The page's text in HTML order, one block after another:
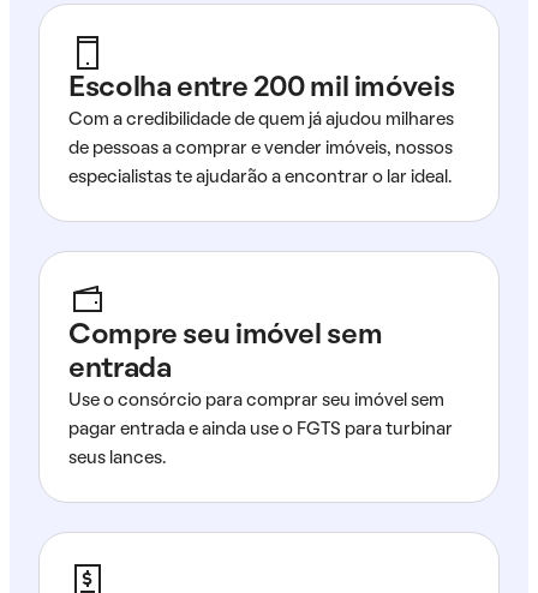
Escolha entre 200 mil imóveis
Com a credibilidade de quem já ajudou milhares
de pessoas a comprar e vender imóveis, nossos
especialistas te ajudarão a encontrar o lar ideal.
Compre seu imóvel sem
entrada
Use o consórcio para comprar seu imóvel sem
pagar entrada e ainda use o FGTS para turbinar
seus lances.